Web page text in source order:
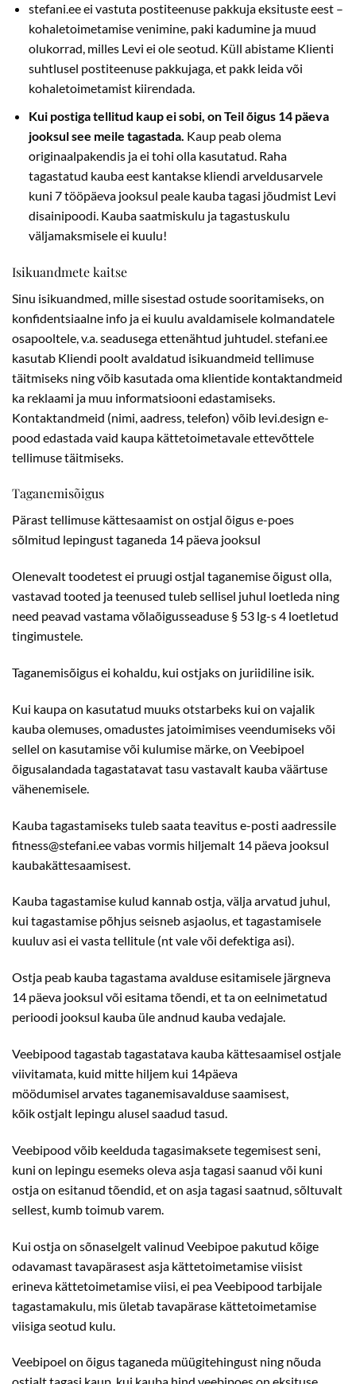
stefani.ee ei vastuta postiteenuse pakkuja eksituste eest –
kohaletoimetamise venimine, paki kadumine ja muud
olukorrad, milles Levi ei ole seotud. Küll abistame Klienti
suhtlusel postiteenuse pakkujaga, et pakk leida või
kohaletoimetamist kiirendada.
Kui postiga tellitud kaup ei sobi, on Teil õigus 14 päeva
jooksul see meile tagastada. Kaup peab olema
originaalpakendis ja ei tohi olla kasutatud. Raha
tagastatud kauba eest kantakse kliendi arveldusarvele
kuni 7 tööpäeva jooksul peale kauba tagasi jõudmist Levi
disainipoodi. Kauba saatmiskulu ja tagastuskulu
väljamaksmisele ei kuulu!
Isikuandmete kaitse
Sinu isikuandmed, mille sisestad ostude sooritamiseks, on
konfidentsiaalne info ja ei kuulu avaldamisele kolmandatele
osapooltele, v.a. seadusega ettenähtud juhtudel. stefani.ee
kasutab Kliendi poolt avaldatud isikuandmeid tellimuse
täitmiseks ning võib kasutada oma klientide kontaktandmeid
ka reklaami ja muu informatsiooni edastamiseks.
Kontaktandmeid (nimi, aadress, telefon) võib levi.design e-
pood edastada vaid kaupa kättetoimetavale ettevõttele
tellimuse täitmiseks.
Taganemisõigus
Pärast tellimuse kättesaamist on ostjal õigus e-poes
sõlmitud lepingust taganeda 14 päeva jooksul
Olenevalt toodetest ei pruugi ostjal taganemise õigust olla,
vastavad tooted ja teenused tuleb sellisel juhul loetleda ning
need peavad vastama võlaõigusseaduse § 53 lg-s 4 loetletud
tingimustele.
Taganemisõigus ei kohaldu, kui ostjaks on juriidiline isik.
Kui kaupa on kasutatud muuks otstarbeks kui on vajalik
kauba olemuses, omadustes jatoimimises veendumiseks või
sellel on kasutamise või kulumise märke, on Veebipoel
õigusalandada tagastatavat tasu vastavalt kauba väärtuse
vähenemisele.
Kauba tagastamiseks tuleb saata teavitus e-posti aadressile
fitness@stefani.ee vabas vormis hiljemalt 14 päeva jooksul
kaubakättesaamisest.
Kauba tagastamise kulud kannab ostja, välja arvatud juhul,
kui tagastamise põhjus seisneb asjaolus, et tagastamisele
kuuluv asi ei vasta tellitule (nt vale või defektiga asi).
Ostja peab kauba tagastama avalduse esitamisele järgneva
14 päeva jooksul või esitama tõendi, et ta on eelnimetatud
perioodi jooksul kauba üle andnud kauba vedajale.
Veebipood tagastab tagastatava kauba kättesaamisel ostjale
viivitamata, kuid mitte hiljem kui 14päeva
möödumisel arvates taganemisavalduse saamisest,
kõik ostjalt lepingu alusel saadud tasud.
Veebipood võib keelduda tagasimaksete tegemisest seni,
kuni on lepingu esemeks oleva asja tagasi saanud või kuni
ostja on esitanud tõendid, et on asja tagasi saatnud, sõltuvalt
sellest, kumb toimub varem.
Kui ostja on sõnaselgelt valinud Veebipoe pakutud kõige
odavamast tavapärasest asja kättetoimetamise viisist
erineva kättetoimetamise viisi, ei pea Veebipood tarbijale
tagastamakulu, mis ületab tavapärase kättetoimetamise
viisiga seotud kulu.
Veebipoel on õigus taganeda müügitehingust ning nõuda